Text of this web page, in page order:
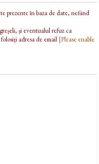
prezente în baza de date, nefiind
și eventualul refuz ca
adresa de email [Please enable